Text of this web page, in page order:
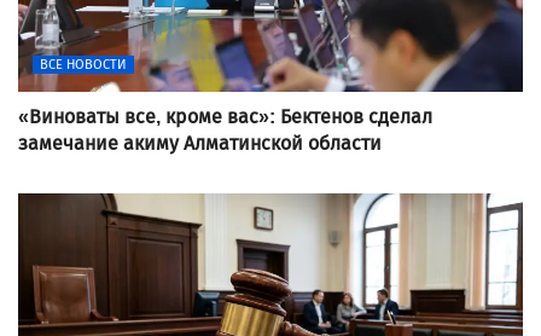
ВСЕ НОВОСТИ
«Виноваты все, кроме вас»: Бектенов сделал
замечание акиму Алматинской области